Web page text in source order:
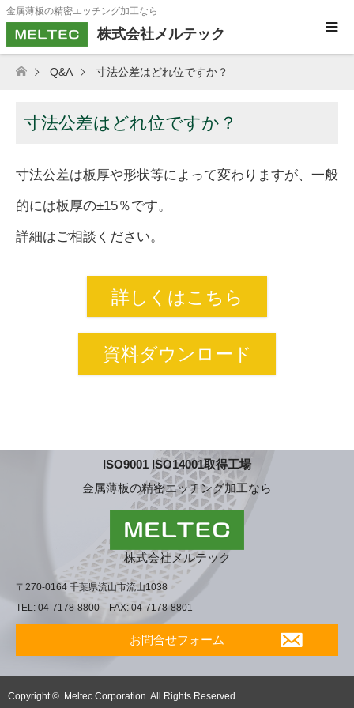
金属薄板の精密エッチング加工なら
株式会社メルテック
Q&A 寸法公差はどれ位ですか？
寸法公差はどれ位ですか？
寸法公差は板厚や形状等によって変わりますが、一般
的には板厚の±15％です。
詳細はご相談ください。
詳しくはこちら
資料ダウンロード
ISO9001 ISO14001取得工場
金属薄板の精密エッチング加工なら
株式会社メルテック
〒270-0164 千葉県流山市流山1038
TEL: 04-7178-8800 FAX: 04-7178-8801
お問合せフォーム
Copyright © Meltec Corporation. All Rights Reserved.